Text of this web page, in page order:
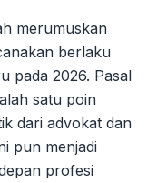
merumuskan
berlaku
pada 2026. Pasal
satu poin
dari advokat dan
pun menjadi
profesi